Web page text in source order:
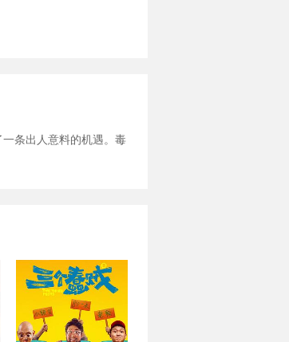
条出人意料的机遇。毒